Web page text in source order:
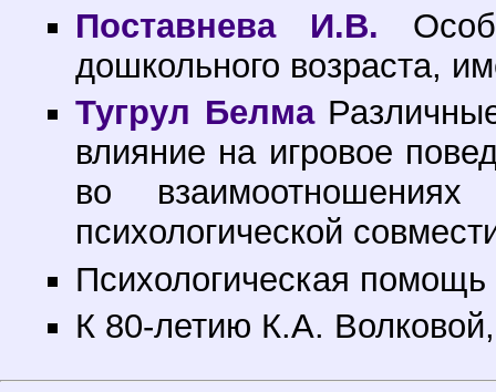
Поставнева И.В.
дошкольного возраста,
Тугрул Белма
влияние на игровое
во
психологической
Психологическая
К 80-летию К.А.